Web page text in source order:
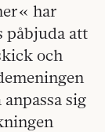
har
påbjuda att
och
sig